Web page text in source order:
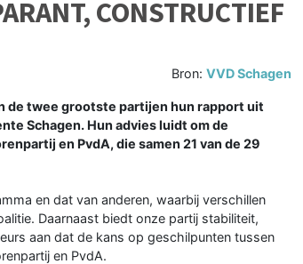
CONSTRUCTIEF
Bron:VVD Schagen
de twee grootste partijen hun rapport uit
Schagen. Hun advies luidt om de
en PvdA, die samen 21 van de 29
en dat van anderen, waarbij verschillen
Daarnaast biedt onze partij stabiliteit,
aan dat de kans op geschilpunten tussen
en PvdA.